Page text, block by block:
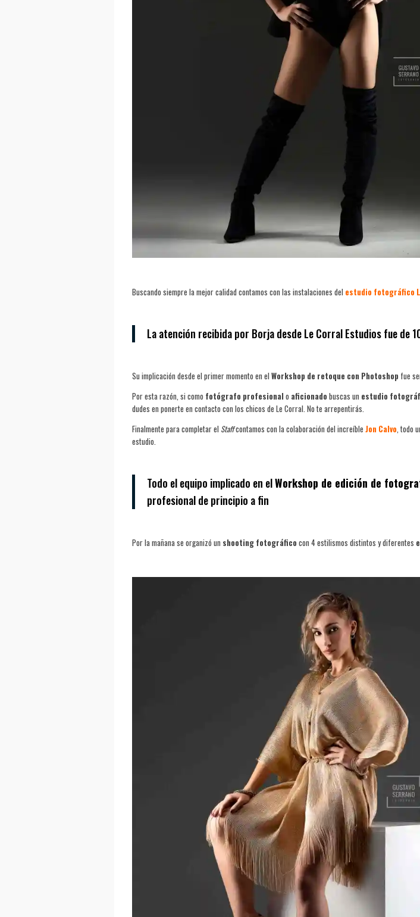
Buscando siempre la mejor calidad contamos con las instalaciones del estudio fotográfico
La atención recibida por Borja desde Le Corral Estudios fue de
Su implicación desde el primer momento en el Workshop de retoque con Photoshop fue
Por esta razón, si como fotógrafo profesional o aficionado buscas un estudio
dudes en ponerte en contacto con los chicos de Le Corral. No te arrepentirás.
Finalmente para completar el Staffcontamos con la colaboración del increíble Jon Calvo , todo
estudio.
Todo el equipo implicado en elWorkshop de edición de
profesional de principio a fin
Por la mañana se organizó un shooting fotográfico con 4 estilismos distintos y diferentes